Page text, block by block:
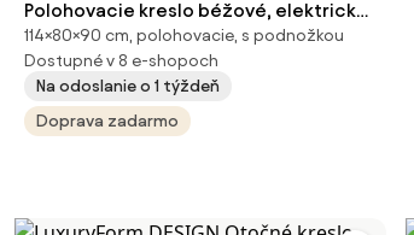
Polohovacie kreslo béžové, elektrické
TV-1171 CAP2
114×80×90 cm, polohovacie, s podnožkou
Dostupné v 8 e-shopoch
Na odoslanie o 1 týždeň
Doprava zadarmo